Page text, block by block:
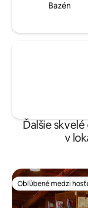
Bazén
Ďalšie
v
Obľúbené medzi
Obľúbené medzi